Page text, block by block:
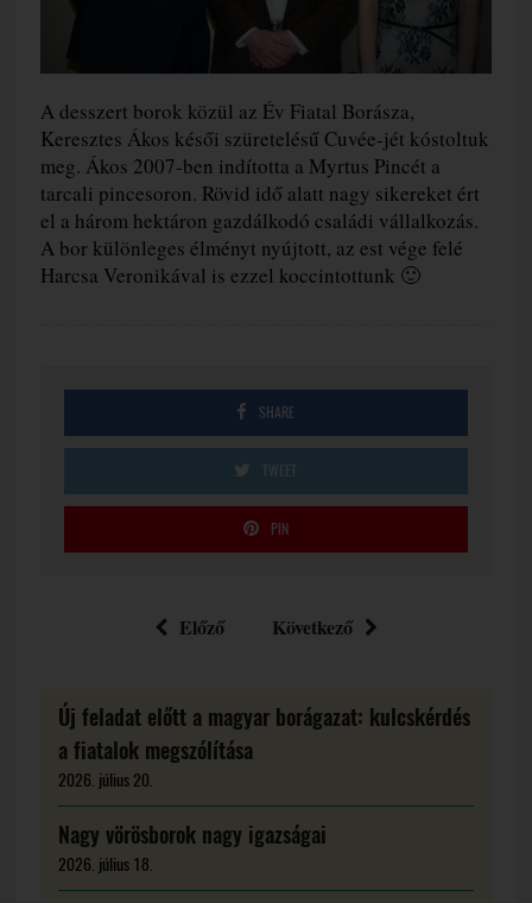
A desszert borok közül az Év Fiatal Borásza,
Keresztes Ákos késői szüretelésű Cuvée-jét kóstoltuk
meg. Ákos 2007-ben indította a Myrtus Pincét a
tarcali pincesoron. Rövid idő alatt nagy sikereket ért
el a három hektáron gazdálkodó családi vállalkozás.
A bor különleges élményt nyújtott, az est vége felé
Harcsa Veronikával is ezzel koccintottunk 🙂
SHARE
TWEET
PIN
Előző Következő
Új feladat előtt a magyar borágazat: kulcskérdés
a fiatalok megszólítása
2026. július 20.
Nagy vörösborok nagy igazságai
2026. július 18.